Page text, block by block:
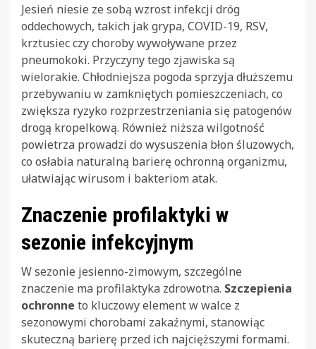
Jesień niesie ze sobą wzrost infekcji dróg
oddechowych, takich jak grypa, COVID-19, RSV,
krztusiec czy choroby wywoływane przez
pneumokoki. Przyczyny tego zjawiska są
wielorakie. Chłodniejsza pogoda sprzyja dłuższemu
przebywaniu w zamkniętych pomieszczeniach, co
zwiększa ryzyko rozprzestrzeniania się patogenów
drogą kropelkową. Również niższa wilgotność
powietrza prowadzi do wysuszenia błon śluzowych,
co osłabia naturalną barierę ochronną organizmu,
ułatwiając wirusom i bakteriom atak.
Znaczenie profilaktyki w
sezonie infekcyjnym
W sezonie jesienno-zimowym, szczególne
znaczenie ma profilaktyka zdrowotna. Szczepienia
ochronne to kluczowy element w walce z
sezonowymi chorobami zakaźnymi, stanowiąc
skuteczną barierę przed ich najcięższymi formami.